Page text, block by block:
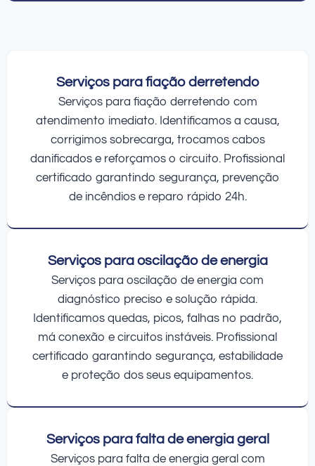
Serviços para fiação derretendo
Serviços para fiação derretendo com
atendimento imediato. Identificamos a causa,
corrigimos sobrecarga, trocamos cabos
danificados e reforçamos o circuito. Profissional
certificado garantindo segurança, prevenção
de incêndios e reparo rápido 24h.
Serviços para oscilação de energia
Serviços para oscilação de energia com
diagnóstico preciso e solução rápida.
Identificamos quedas, picos, falhas no padrão,
má conexão e circuitos instáveis. Profissional
certificado garantindo segurança, estabilidade
e proteção dos seus equipamentos.
Serviços para falta de energia geral
Serviços para falta de energia geral com